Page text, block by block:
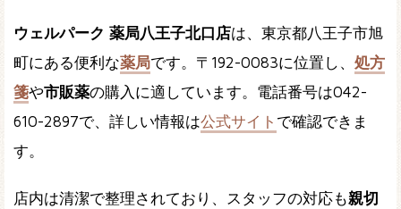
ウェルパーク 薬局八王子北口店は、東京都八王子市旭
町にある便利な薬局です。〒192-0083に位置し、 処方
箋や市販薬の購入に適しています。電話番号は042-
610-2897で、詳しい情報は公式サイト で確認できま
す。
店内は清潔で整理されており、スタッフの対応も親切